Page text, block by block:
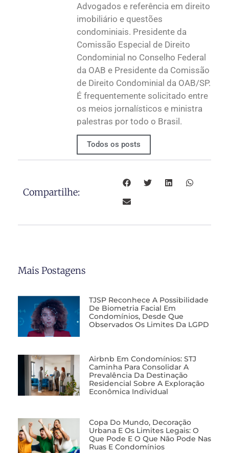
Advogados e referência em direito
imobiliário e questões
condominiais. Presidente da
Comissão Especial de Direito
Condominial no Conselho Federal
da OAB e Presidente da Comissão
de Direito Condominial da OAB/SP.
É frequentemente solicitado entre
os meios jornalísticos e ministra
palestras por todo o Brasil.
Todos os posts
Compartilhe:
Mais Postagens
TJSP Reconhece A Possibilidade
De Biometria Facial Em
Condomínios, Desde Que
Observados Os Limites Da LGPD
Airbnb Em Condomínios: STJ
Caminha Para Consolidar A
Prevalência Da Destinação
Residencial Sobre A Exploração
Econômica Individual
Copa Do Mundo, Decoração
Urbana E Os Limites Legais: O
Que Pode E O Que Não Pode Nas
Ruas E Condomínios